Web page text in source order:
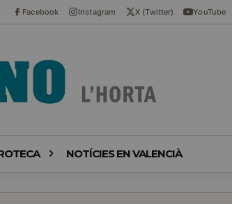
Facebook Instagram X (Twitter) YouTube
NOTÍCIES EN VALENCIÀ